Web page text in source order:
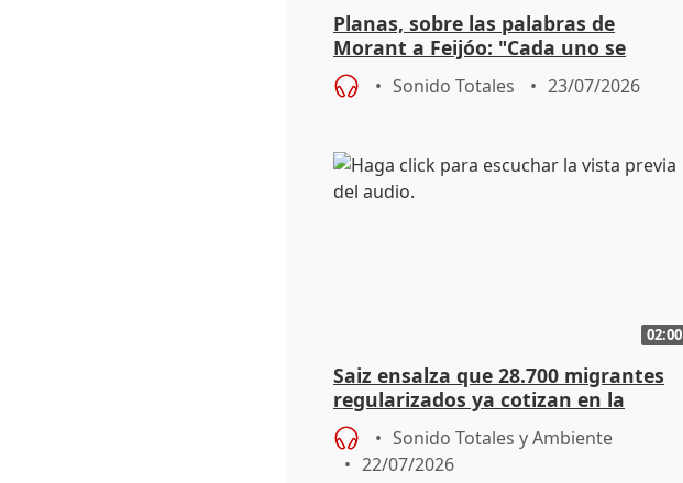
Planas, sobre las palabras de
Morant a Feijóo: "Cada uno se
expresa con mayor o menor
fortuna"Sonido Totales 23/07/2026
02:00
Saiz ensalza que 28.700 migrantes
regularizados ya cotizan en la
Comunitat
Sonido Totales y Ambiente
22/07/2026